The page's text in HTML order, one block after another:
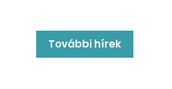
További hírek